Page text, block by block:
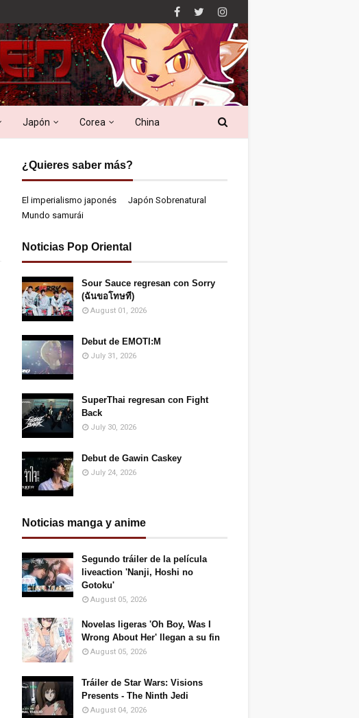
Japón Corea China
¿Quieres saber más?
El imperialismo japonés
Japón Sobrenatural
Mundo samurái
Noticias Pop Oriental
Sour Sauce regresan con Sorry
(ฉันขอโทษที)
August 01, 2026
Debut de EMOTI:M
July 31, 2026
SuperThai regresan con Fight
Back
July 30, 2026
Debut de Gawin Caskey
July 24, 2026
Noticias manga y anime
Segundo tráiler de la película
liveaction 'Nanji, Hoshi no
Gotoku'
August 05, 2026
Novelas ligeras 'Oh Boy, Was I
Wrong About Her' llegan a su fin
August 05, 2026
Tráiler de Star Wars: Visions
Presents - The Ninth Jedi
August 04, 2026